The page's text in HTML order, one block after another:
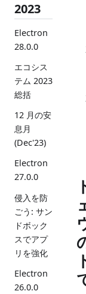
2023
Electron
28.0.0
エコシス
テム 2023
総括
12 月の安
息月
(Dec'23)
Electron
27.0.0
侵入を防
ごう: サン
ドボック
スでアプ
リを強化
Electron
26.0.0